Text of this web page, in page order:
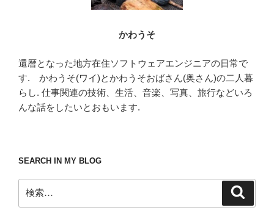
かわうそ
還暦となった地方在住ソフトウェアエンジニアの日常で
す. かわうそ(ワイ)とかわうそおばさん(奥さん)の二人暮
らし. 仕事関連の技術、生活、音楽、写真、旅行などいろ
んな話をしたいとおもいます.
SEARCH IN MY BLOG
索: